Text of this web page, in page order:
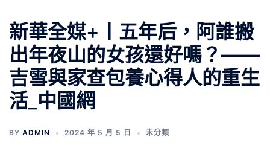
新華全媒+丨五年后，阿誰搬
出年夜山的女孩還好嗎？——
吉雪與家查包養心得人的重生
活_中國網
BY ADMIN 2024 年 5 月 5 日 未分類